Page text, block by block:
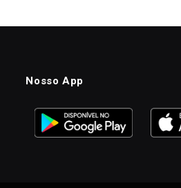
Nosso App